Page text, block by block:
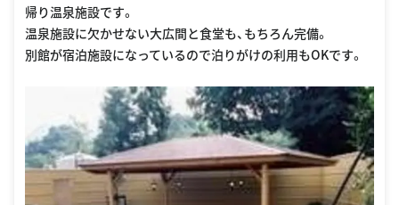
帰り温泉施設です。
温泉施設に欠かせない大広間と食堂も、もちろん完備。
別館が宿泊施設になっているので泊りがけの利用もOKです。